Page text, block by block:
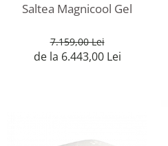
Saltea Magnicool Gel
7.159,00 Lei
de la 6.443,00 Lei